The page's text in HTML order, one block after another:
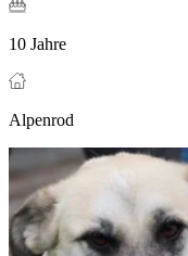
10 Jahre
Alpenrod